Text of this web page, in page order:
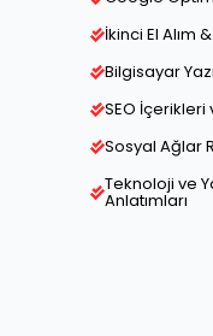
İkinci El Alım
Bilgisayar
SEO İçerikleri
Sosyal Ağlar
Teknoloji ve
Anlatımları